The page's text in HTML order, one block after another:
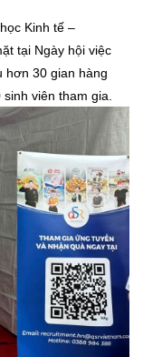
Kinh tế –
tại Ngày hội việc
hơn 30 gian hàng
viên tham gia.